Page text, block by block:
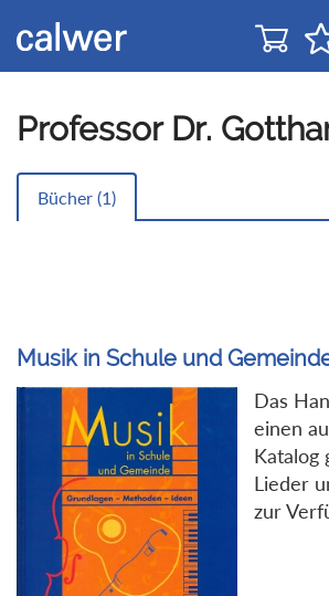
zur
Navigation
zum
Inhalt
Professor Dr.
Bücher (1)
Musik in Schule und
Das
einen
Katalog
Lieder
zur